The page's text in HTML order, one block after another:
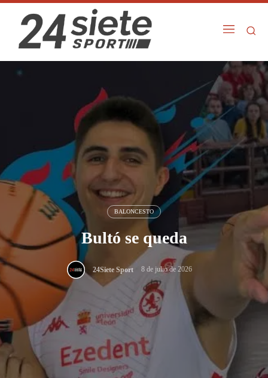
BALONCESTO
Bultó se queda
24Siete Sport 8 de julio de 2026